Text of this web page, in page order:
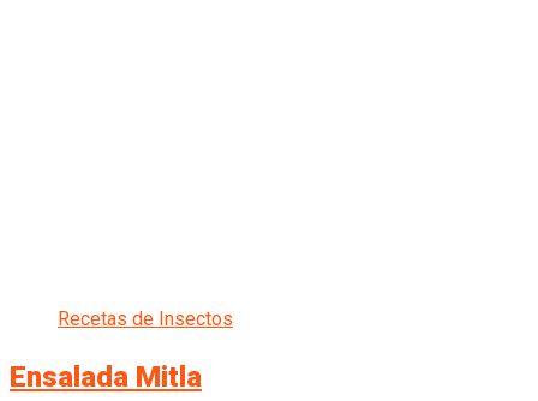
Recetas de Insectos
Ensalada Mitla